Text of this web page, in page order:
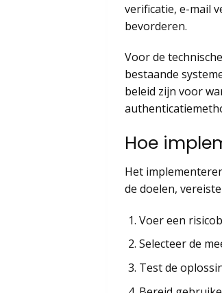
verificatie, e-mail
bevorderen.
Voor de
bestaande
beleid zijn voor
Hoe
Het
de doelen,
Voer een
Selecteer de
Test de